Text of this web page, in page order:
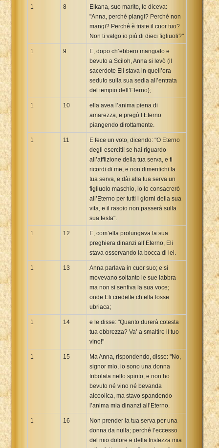
1 8
Elkana, suo marito, le diceva:
"Anna, perché piangi? Perché non
mangi? Perché è triste il cuor tuo?
Non ti valgo io più di dieci figliuoli?"
1 9
E, dopo ch’ebbero mangiato e
bevuto a Sciloh, Anna si levò (il
sacerdote Eli stava in quell’ora
seduto sulla sua sedia all’entrata
del tempio dell’Eterno);
1 10
ella avea l’anima piena di
amarezza, e pregò l’Eterno
piangendo dirottamente.
1 11
E fece un voto, dicendo: "O Eterno
degli eserciti! se hai riguardo
all’afflizione della tua serva, e ti
ricordi di me, e non dimentichi la
tua serva, e dài alla tua serva un
figliuolo maschio, io lo consacrerò
all’Eterno per tutti i giorni della sua
vita, e il rasoio non passerà sulla
sua testa".
1 12
E, com’ella prolungava la sua
preghiera dinanzi all’Eterno, Eli
stava osservando la bocca di lei.
1 13
Anna parlava in cuor suo; e si
movevano soltanto le sue labbra
ma non si sentiva la sua voce;
onde Eli credette ch’ella fosse
ubriaca;
1 14
e le disse: "Quanto durerà cotesta
tua ebbrezza? Va’ a smaltire il tuo
vino!"
1 15
Ma Anna, rispondendo, disse: "No,
signor mio, io sono una donna
tribolata nello spirito, e non ho
bevuto né vino né bevanda
alcoolica, ma stavo spandendo
l’anima mia dinanzi all’Eterno.
1 16
Non prender la tua serva per una
donna da nulla; perché l’eccesso
del mio dolore e della tristezza mia